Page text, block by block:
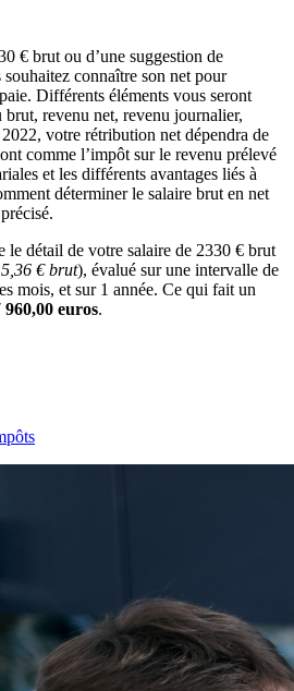
€ brut ou d’une suggestion de
connaître son net pour
Différents éléments vous seront
revenu net, revenu journalier,
votre rétribution net dépendra de
comme l’impôt sur le revenu prélevé
et les différents avantages liés à
déterminer le salaire brut en net
le détail de votre salaire de 2330 € brut
€ brut), évalué sur une intervalle de
mois, et sur 1 année. Ce qui fait un
euros.